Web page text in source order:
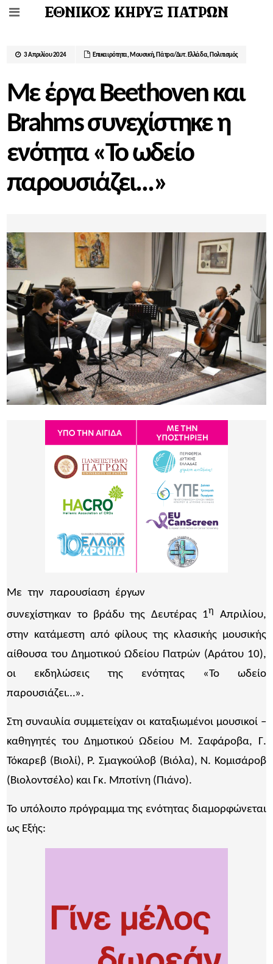
3 Απριλίου 2024 Επικαιρότητα, Μουσική, Πάτρα/Δυτ. Ελλάδα, Πολιτισμός
Με έργα Beethoven και
Βrahms συνεχίστηκε η
ενότητα «Το ωδείο
παρουσιάζει…»
Με την παρουσίαση έργων
συνεχίστηκαν το βράδυ της Δευτέρας 1η
Απριλίου,
στην κατάμεστη από φίλους της κλασικής μουσικής
αίθουσα του Δημοτικού Ωδείου Πατρών (Αράτου 10),
οι εκδηλώσεις της ενότητας «Το ωδείο
παρουσιάζει…».
Στη συναυλία συμμετείχαν οι καταξιωμένοι μουσικοί –
καθηγητές του Δημοτικού Ωδείου Μ. Σαφάροβα, Γ.
Τόκαρεβ (Βιολί), Ρ. Σμαγκούλοβ (Βιόλα), Ν. Κομισάροβ
(Βιολοντσέλο) και Γκ. Μποτίνη (Πιάνο).
Το υπόλοιπο πρόγραμμα της ενότητας διαμορφώνεται
ως Εξής: